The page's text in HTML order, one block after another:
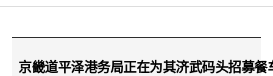
京畿道平泽港务局正在为其济武码头招募餐